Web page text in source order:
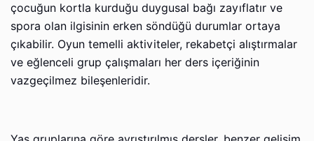
çocuğun kortla kurduğu duygusal bağı zayıflatır ve
spora olan ilgisinin erken söndüğü durumlar ortaya
çıkabilir. Oyun temelli aktiviteler, rekabetçi alıştırmalar
ve eğlenceli grup çalışmaları her ders içeriğinin
vazgeçilmez bileşenleridir.